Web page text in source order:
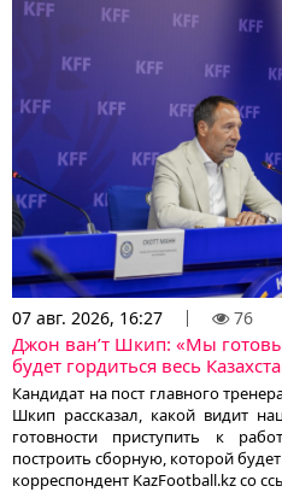
07 авг. 2026, 16:27 76
Джон ван’т Шкип: «Мы
будет гордиться весь
Кандидат на пост главного
Шкип рассказал, какой видит
готовности приступить к
построить сборную, которой
корреспондент KazFootball.kz со